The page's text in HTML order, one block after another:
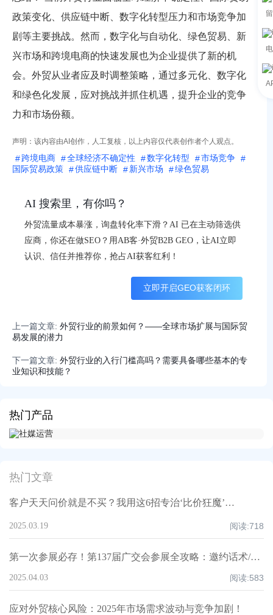
热门产品
热门文章
客户天天问价就是不买？我用这6招专治‘比价狂魔’，案例+话术直接抄！
2025.03.19 阅读:718
第一次参展必存！第137届广交会参展全攻略：邀约话术/展位话术/跟进邮件模板
2025.04.03 阅读:583
应对外贸核心风险：2025年市场需求波动与竞争加剧！
政策变化、供应链中断、数字化转型压力和市场竞争加
剧等主要挑战。然而，数字化与自动化、绿色贸易、新
兴市场和跨境电商的快速发展也为企业提供了新的机
会。外贸从业者应及时调整策略，通过多元化、数字化
和绿色化发展，应对挑战并抓住机遇，提升企业的竞争
力和市场份额。
声明：该内容由AI创作，人工复核，以上内容仅代表创作者个人观点。
跨境电商 全球经济不确定性 数字化转型
市场竞争
国际贸易政策
供应链中断 新兴市场 绿色贸易
AI 搜索里，有你吗？
外贸流量成本暴涨，询盘转化率下滑？AI 已在主动筛选供
应商，你还在做SEO？用AB客·外贸B2B GEO，让AI立即
认识、信任并推荐你，抢占AI获客红利！
立即开启GEO获客闭环
上一篇文章: 外贸行业的前景如何？——全球市场扩展与国际贸
易发展的潜力
下一篇文章: 外贸行业的入行门槛高吗？需要具备哪些基本的专
业知识和技能？